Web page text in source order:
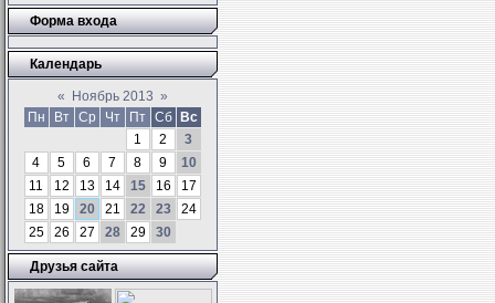
Форма входа
Календарь
« Ноябрь 2013 »
Пн
Вт Ср Чт Пт Сб
Вс
1
2
3
4
5 6 7 8 9
10
11
12 13 14 15 16
17
18
19 20 21 22 23
24
25
26 27 28 29 30
Друзья сайта